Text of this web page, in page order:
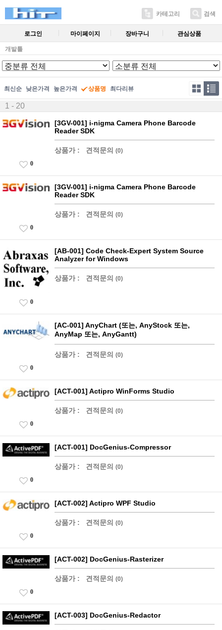
카테고리 검색
로그인 마이페이지 장바구니 관심상품
개발툴
최신순 낮은가격 높은가격 상품명 최다리뷰
1 - 20
[3GV-001] i-nigma Camera Phone Barcode
Reader SDK
상품가 : 견적문의 (0)
0
[3GV-001] i-nigma Camera Phone Barcode
Reader SDK
상품가 : 견적문의 (0)
0
[AB-001] Code Check-Expert System Source
Analyzer for Windows
상품가 : 견적문의 (0)
0
[AC-001] AnyChart (또는, AnyStock 또는,
AnyMap 또는, AnyGantt)
상품가 : 견적문의 (0)
0
[ACT-001] Actipro WinForms Studio
상품가 : 견적문의 (0)
0
[ACT-001] DocGenius-Compressor
상품가 : 견적문의 (0)
0
[ACT-002] Actipro WPF Studio
상품가 : 견적문의 (0)
0
[ACT-002] DocGenius-Rasterizer
상품가 : 견적문의 (0)
0
[ACT-003] DocGenius-Redactor